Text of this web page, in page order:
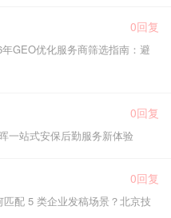
0回复
GEO优化服务商筛选指南：避
0回复
一站式安保后勤服务新体验
0回复
配 5 类企业发稿场景？北京技